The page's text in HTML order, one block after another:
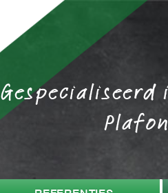
Gespecialiseerd